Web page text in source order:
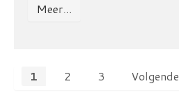
Meer...
1 2 3 Volgende